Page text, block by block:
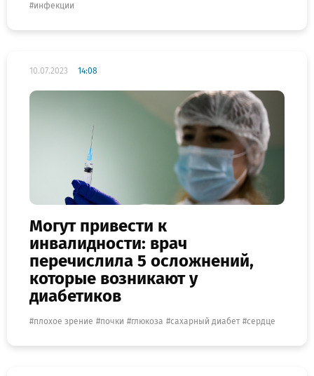
инфекции
10.07.2023 14:08
Могут привести к
инвалидности: врач
перечислила 5 осложнений,
которые возникают у
диабетиков
плохое зрение почки глюкоза сахарный диабет сердце